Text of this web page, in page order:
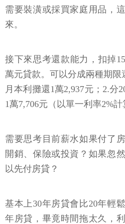
需要裝潢或採買家庭用品，
來。
接下來思考還款能力，扣掉
萬元貸款。可以分成兩種期限
月本利攤還1萬2,937元；2.分
1萬7,706元（以單一利率2%計
需要思考目前薪水如果付了
開銷、保險或投資？如果忽
以先付房貸？
基本上30年房貸會比20年輕
年房貸，畢竟時間拖太久，